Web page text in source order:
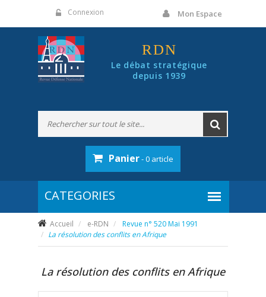
Connexion Mon Espace
RDN
Le débat stratégique
depuis 1939
Panier- 0 article
Accueil e-RDN
Revue n° 520 Mai 1991
La résolution des conflits en Afrique
La résolution des conflits en Afrique